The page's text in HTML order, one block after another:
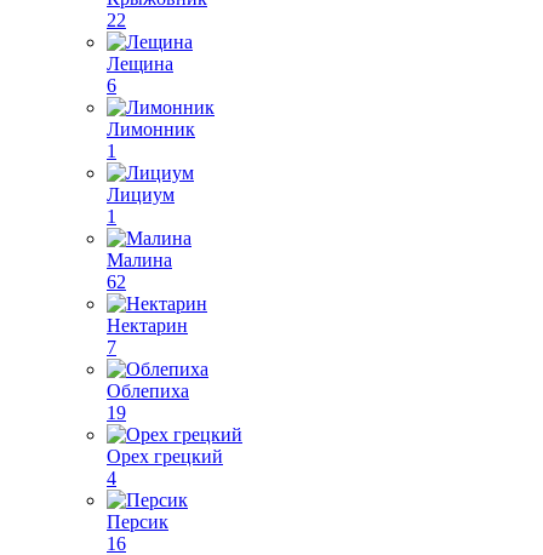
22
Лещина
6
Лимонник
1
Лициум
1
Малина
62
Нектарин
7
Облепиха
19
Орех грецкий
4
Персик
16